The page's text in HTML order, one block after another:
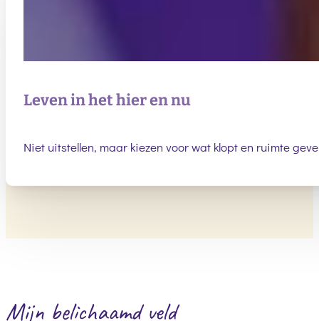
Leven in het hier en nu
Niet uitstellen, maar kiezen voor wat klopt en ruimte
Mijn belichaamd veld